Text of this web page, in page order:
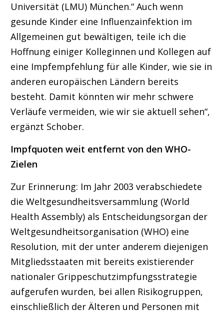
Universität (LMU) München.“ Auch wenn
gesunde Kinder eine Influenzainfektion im
Allgemeinen gut bewältigen, teile ich die
Hoffnung einiger Kolleginnen und Kollegen auf
eine Impfempfehlung für alle Kinder, wie sie in
anderen europäischen Ländern bereits
besteht. Damit könnten wir mehr schwere
Verläufe vermeiden, wie wir sie aktuell sehen“,
ergänzt Schober.
Impfquoten weit entfernt von den WHO-
Zielen
Zur Erinnerung: Im Jahr 2003 verabschiedete
die Weltgesundheitsversammlung (World
Health Assembly) als Entscheidungsorgan der
Weltgesundheitsorganisation (WHO) eine
Resolution, mit der unter anderem diejenigen
Mitgliedsstaaten mit bereits existierender
nationaler Grippeschutzimpfungsstrategie
aufgerufen wurden, bei allen Risikogruppen,
einschließlich der Älteren und Personen mit